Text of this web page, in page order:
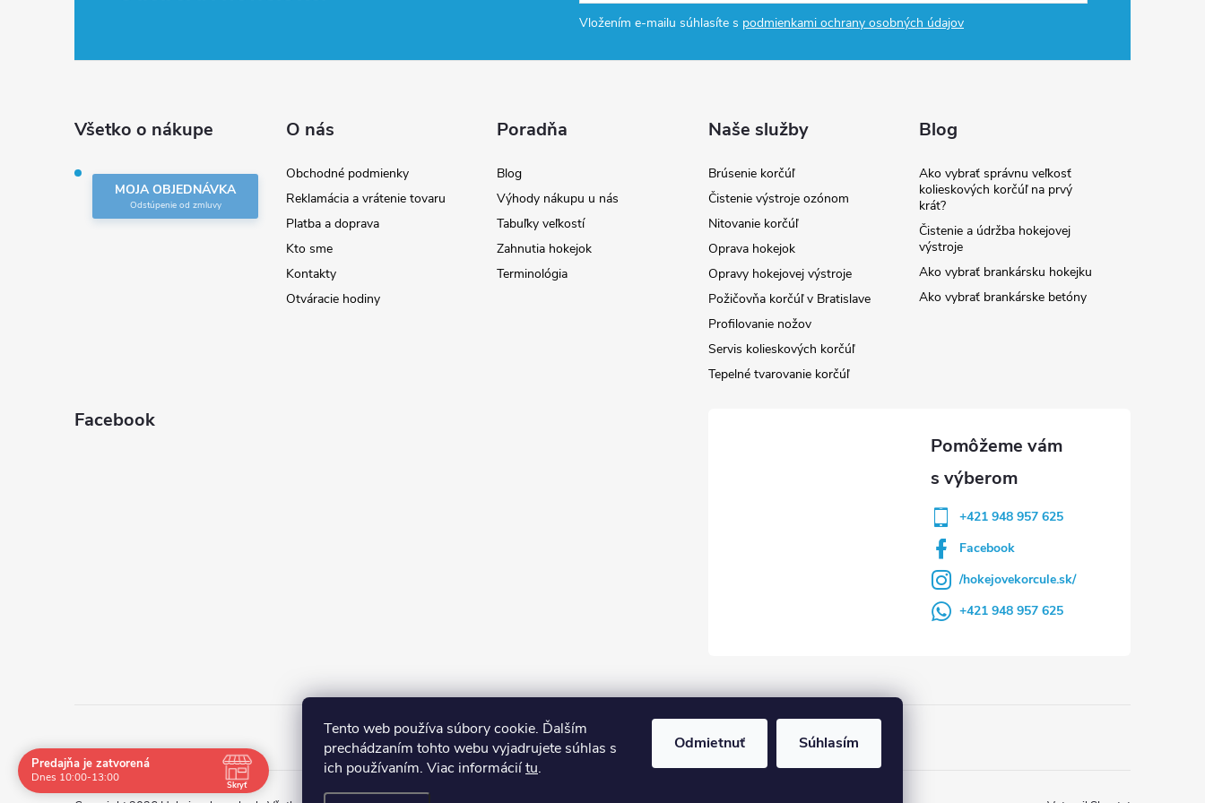
Tento web používa súbory cookie. Ďalším
prechádzaním tohto webu vyjadrujete súhlas s
ich používaním. Viac informáciítu.
Odmietnuť Súhlasím
Vložením e-mailu súhlasíte s podmienkami ochrany osobných údajov
Všetko o nákupe
MOJA OBJEDNÁVKA
O nás
Obchodné podmienky
Reklamácia a vrátenie tovaru
Platba a doprava
Kto sme
Kontakty
Otváracie hodiny
Poradňa
Blog
Výhody nákupu u nás
Tabuľky veľkostí
Zahnutia hokejok
Terminológia
Naše služby
Brúsenie korčúľ
Čistenie výstroje ozónom
Nitovanie korčúľ
Oprava hokejok
Opravy hokejovej výstroje
Požičovňa korčúľ v Bratislave
Profilovanie nožov
Servis kolieskových korčúľ
Tepelné tvarovanie korčúľ
Blog
Ako vybrať správnu veľkosť
kolieskových korčúľ na prvý
krát?
Čistenie a údržba hokejovej
výstroje
Ako vybrať brankársku hokejku
Ako vybrať brankárske betóny
Facebook
+421 948 957 625
Facebook
/hokejovekorcule.sk/
+421 948 957 625
Predajňa je zatvorená
Dnes 10:00-13:00
Skryť
Navštívte nás osobne